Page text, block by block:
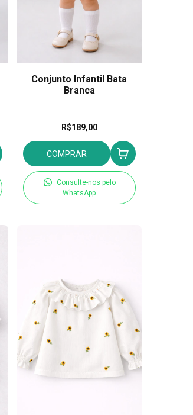
Conjunto Infantil Bata
Branca
R$189,00
COMPRAR
Consulte-nos pelo
WhatsApp